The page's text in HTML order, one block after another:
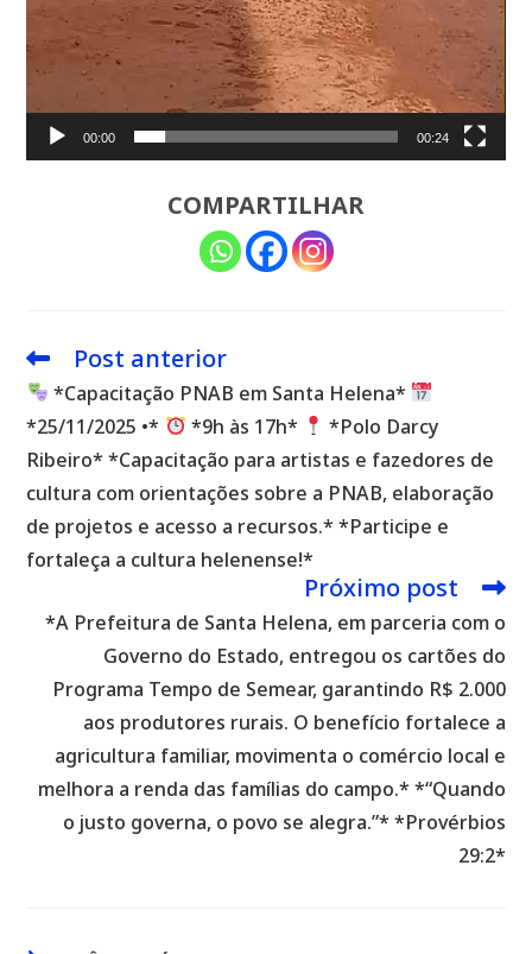
00:00 00:24
COMPARTILHAR
Leia
mais
artigos
Post anterior
*Capacitação PNAB em Santa Helena*
*25/11/2025 •*
*9h às 17h*
*Polo Darcy
Ribeiro* *Capacitação para artistas e fazedores de
cultura com orientações sobre a PNAB, elaboração
de projetos e acesso a recursos.* *Participe e
fortaleça a cultura helenense!*
Próximo post
*A Prefeitura de Santa Helena, em parceria com o
Governo do Estado, entregou os cartões do
Programa Tempo de Semear, garantindo R$ 2.000
aos produtores rurais. O benefício fortalece a
agricultura familiar, movimenta o comércio local e
melhora a renda das famílias do campo.* *“Quando
o justo governa, o povo se alegra.”* *Provérbios
29:2*